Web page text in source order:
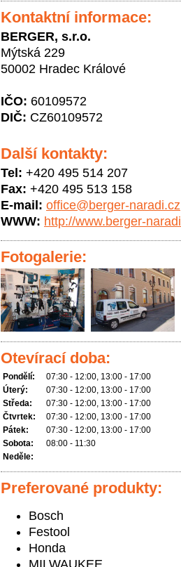
Kontaktní informace:
BERGER, s.r.o.
Mýtská 229
50002 Hradec Králové
IČO: 60109572
DIČ: CZ60109572
Další kontakty:
Tel: +420 495 514 207
Fax: +420 495 513 158
E-mail: office@berger-naradi.cz
WWW: http://www.berger-
Fotogalerie:
Otevírací doba:
Pondělí:
07:30 - 12:00, 13:00 - 17:00
Úterý:
07:30 - 12:00, 13:00 - 17:00
Středa:
07:30 - 12:00, 13:00 - 17:00
Čtvrtek:
07:30 - 12:00, 13:00 - 17:00
Pátek:
07:30 - 12:00, 13:00 - 17:00
Sobota:
08:00 - 11:30
Neděle:
Preferované produkty:
Bosch
Festool
Honda
MILWAUKEE